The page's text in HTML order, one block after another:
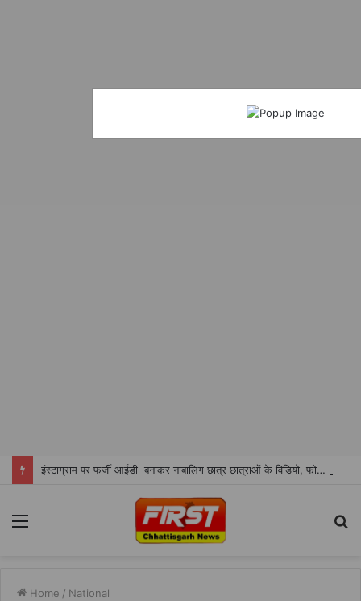
इंस्टाग्राम पर फर्जी आईडी बनाकर नाबालिग छात्र छात्राओं के विडियो, फोटो शेयर करने वाला शातिर सोनू ओमरे चढा पुलिस के हत्थे
Menu
Home / National